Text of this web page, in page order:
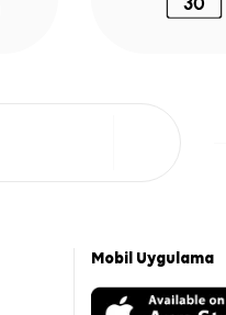
Mobil Uygulama